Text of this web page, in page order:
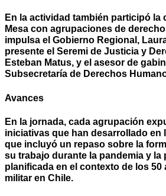
En la actividad también participó la
Mesa con agrupaciones de
impulsa el Gobierno Regional,
presente el Seremi de Justicia y
Esteban Matus, y el asesor de
Subsecretaría de Derechos
Avances
En la jornada, cada agrupación
iniciativas que han desarrollado en
que incluyó un repaso sobre la
su trabajo durante la pandemia y la
planificada en el contexto de los
militar en Chile.